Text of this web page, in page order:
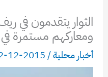
الثوار يتقدمون في
ومعاركهم مستمرة
أخبار محلية/
2015-12-22